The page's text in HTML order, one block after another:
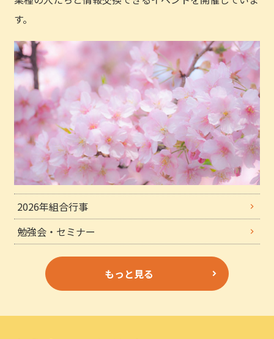
す。
2026年組合行事
勉強会・セミナー
もっと見る